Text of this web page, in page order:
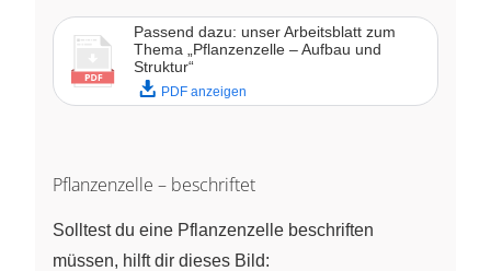
Passend dazu: unser Arbeitsblatt zum
Thema „Pflanzenzelle – Aufbau und
Struktur“
PDF anzeigen
Pflanzenzelle – beschriftet
Solltest du eine Pflanzenzelle beschriften
müssen, hilft dir dieses Bild: